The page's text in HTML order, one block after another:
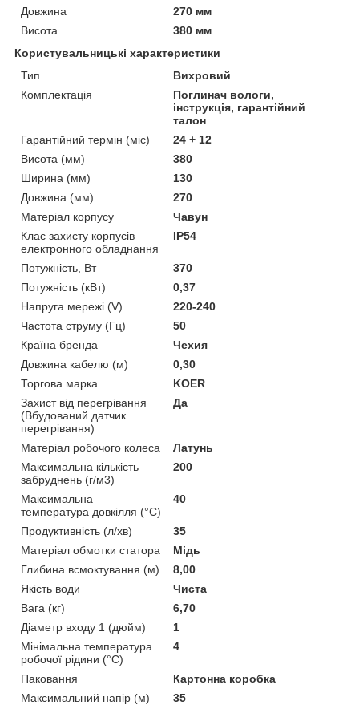
Довжина
270 мм
Висота
380 мм
Користувальницькі характеристики
Тип
Вихровий
Комплектація
Поглинач вологи,
інструкція, гарантійний
талон
Гарантійний термін (міс)
24 + 12
Висота (мм)
380
Ширина (мм)
130
Довжина (мм)
270
Матеріал корпусу
Чавун
Клас захисту корпусів
електронного обладнання
IP54
Потужність, Вт
370
Потужність (кВт)
0,37
Напруга мережі (V)
220-240
Частота струму (Гц)
50
Країна бренда
Чехия
Довжина кабелю (м)
0,30
Торгова марка
KOER
Захист від перегрівання
(Вбудований датчик
перегрівання)
Да
Матеріал робочого колеса
Латунь
Максимальна кількість
забруднень (г/м3)
200
Максимальна
температура довкілля (°C)
40
Продуктивність (л/хв)
35
Матеріал обмотки статора
Мідь
Глибина всмоктування (м)
8,00
Якість води
Чиста
Вага (кг)
6,70
Діаметр входу 1 (дюйм)
1
Мінімальна температура
робочої рідини (°C)
4
Паковання
Картонна коробка
Максимальний напір (м)
35